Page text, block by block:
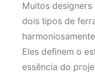
Muitos
dois tipos de
Eles definem o
essência do